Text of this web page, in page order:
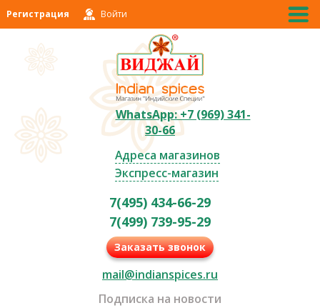
Регистрация Войти
WhatsApp: +7 (969) 341-
30-66
Адреса магазинов
Экспресс-магазин
7(495) 434-66-29
7(499) 739-95-29
Заказать звонок
mail@indianspices.ru
Подписка на новости